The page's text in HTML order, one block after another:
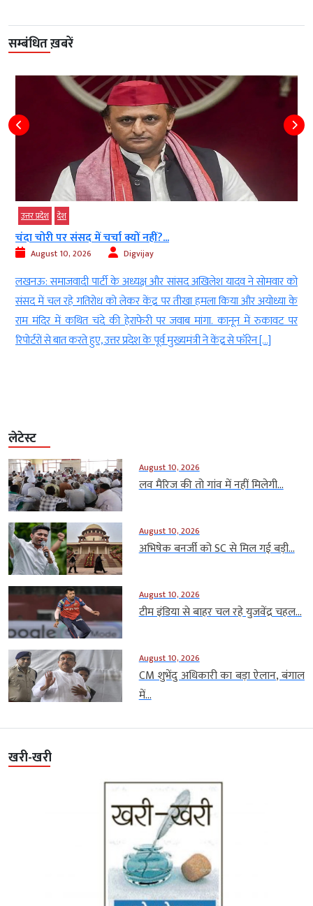
सम्बंधित ख़बरें
उत्तर प्रदेश देश
चंदा चोरी पर संसद में चर्चा क्यों नहीं?...
August 10, 2026 Digvijay
लखनऊ: समाजवादी पार्टी के अध्यक्ष और सांसद अखिलेश यादव ने सोमवार को
संसद में चल रहे गतिरोध को लेकर केंद्र पर तीखा हमला किया और अयोध्या के
राम मंदिर में कथित चंदे की हेराफेरी पर जवाब मांगा. कानून में रुकावट पर
रिपोर्टरों से बात करते हुए, उत्तर प्रदेश के पूर्व मुख्यमंत्री ने केंद्र से फॉरेन […]
लेटेस्ट
August 10, 2026
लव मैरिज की तो गांव में नहीं मिलेगी...
August 10, 2026
अभिषेक बनर्जी को SC से मिल गई बड़ी...
August 10, 2026
टीम इंडिया से बाहर चल रहे युजवेंद्र चहल...
August 10, 2026
CM शुभेंदु अधिकारी का बड़ा ऐलान, बंगाल
में...
खरी-खरी